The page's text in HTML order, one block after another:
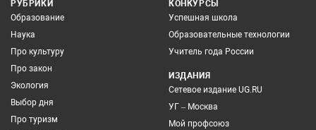
РУБРИКИ
Образование
Наука
Про культуру
Про закон
Экология
Выбор дня
Про туризм
КОНКУРСЫ
Успешная школа
Образовательные технологии
Учитель года России
ИЗДАНИЯ
Сетевое издание UG.RU
УГ – Москва
Мой профсоюз